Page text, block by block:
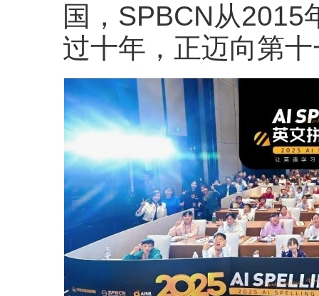
国，SPBCN从2015
过十年，正迈向第